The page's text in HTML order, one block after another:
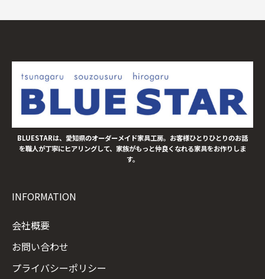
BLUESTARは、愛知県のオーダーメイド家具工房。お客様ひとりひとりのお話
を職人が丁寧にヒアリングして、家族がもっと仲良くなれる家具をお作りしま
す。
INFORMATION
会社概要
お問い合わせ
プライバシーポリシー